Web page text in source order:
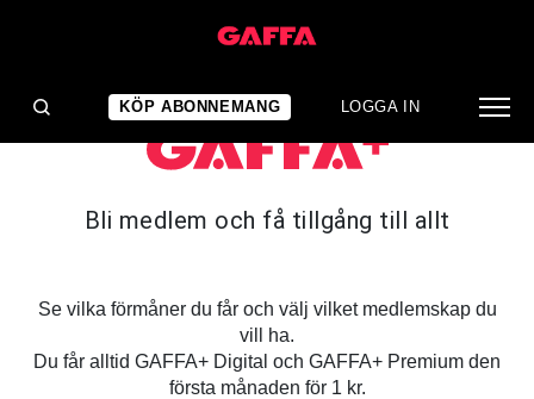
KÖP ABONNEMANG LOGGA IN
Bli medlem och få tillgång till allt
Se vilka förmåner du får och välj vilket medlemskap du
vill ha.
Du får alltid GAFFA+ Digital och GAFFA+ Premium den
första månaden för 1 kr.